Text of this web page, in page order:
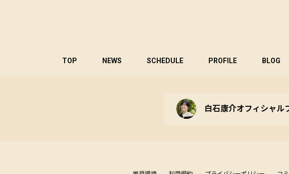
TOP NEWS SCHEDULE PROFILE BLOG
白石康介オフィシャル